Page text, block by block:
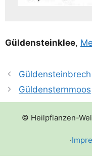
Gül­den­stein­klee,
Güldensteinbrech
Güldensternmoos
© Heilpflanzen-
·